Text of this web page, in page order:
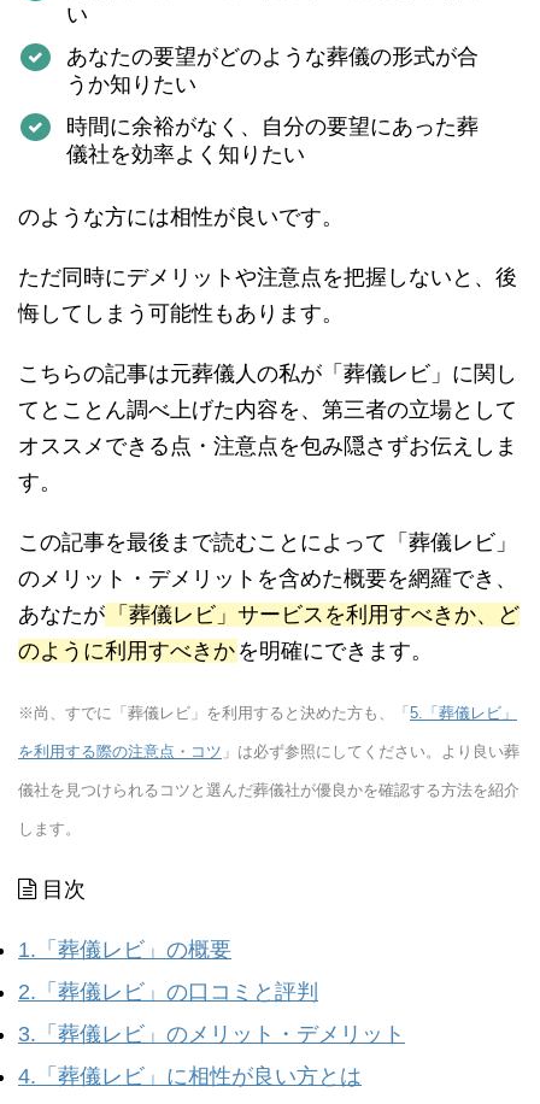
い
あなたの要望がどのような葬儀の形式が合
うか知りたい
時間に余裕がなく、自分の要望にあった葬
儀社を効率よく知りたい
のような方には相性が良いです。
ただ同時にデメリットや注意点を把握しないと、後
悔してしまう可能性もあります。
こちらの記事は元葬儀人の私が「葬儀レビ」に関し
てとことん調べ上げた内容を、第三者の立場として
オススメできる点・注意点を包み隠さずお伝えしま
す。
この記事を最後まで読むことによって「葬儀レビ」
のメリット・デメリットを含めた概要を網羅でき、
あなたが 「葬儀レビ」サービスを利用すべきか、ど
のように利用すべきか を明確にできます。
※尚、すでに「葬儀レビ」を利用すると決めた方も、「 5.「葬儀レビ」
を利用する際の注意点・コツ 」は必ず参照にしてください。より良い葬
儀社を見つけられるコツと選んだ葬儀社が優良かを確認する方法を紹介
します。
目次
1.「葬儀レビ」の概要
2.「葬儀レビ」の口コミと評判
3.「葬儀レビ」のメリット・デメリット
4.「葬儀レビ」に相性が良い方とは